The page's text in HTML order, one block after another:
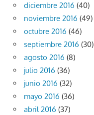
diciembre 2016 (40)
noviembre 2016 (49)
octubre 2016 (46)
septiembre 2016 (30)
agosto 2016 (8)
julio 2016 (36)
junio 2016 (32)
mayo 2016 (36)
abril 2016 (37)